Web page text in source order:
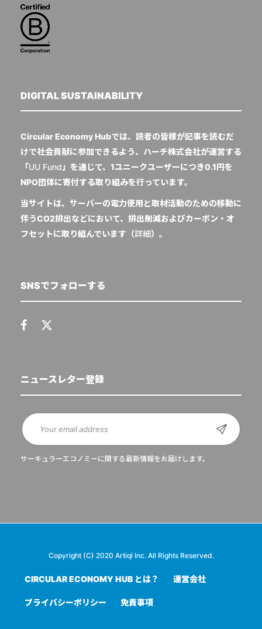
DIGITAL SUSTAINABILITY
Circular Economy Hubでは、読者の皆様が記事を読むだ
けで社会貢献に参加できるよう、ハーチ株式会社が運営する
「UU Fund 」を通じて、1ユニークユーザーにつき0.1円を
NPO団体に寄付する取り組みを行っています。
当サイトは、サーバーの電力使用と取材活動のための移動に
伴うCO2排出などにおいて、排出削減およびカーボン・オ
フセットに取り組んでいます（詳細）。
SNSでフォローする
ニュースレター登録
サーキュラーエコノミーに関する最新情報をお届けします。
Copyright (C) 2020 Artiql Inc. All Rights Reserved.
CIRCULAR ECONOMY HUB とは？ 運営会社
プライバシーポリシー 免責事項